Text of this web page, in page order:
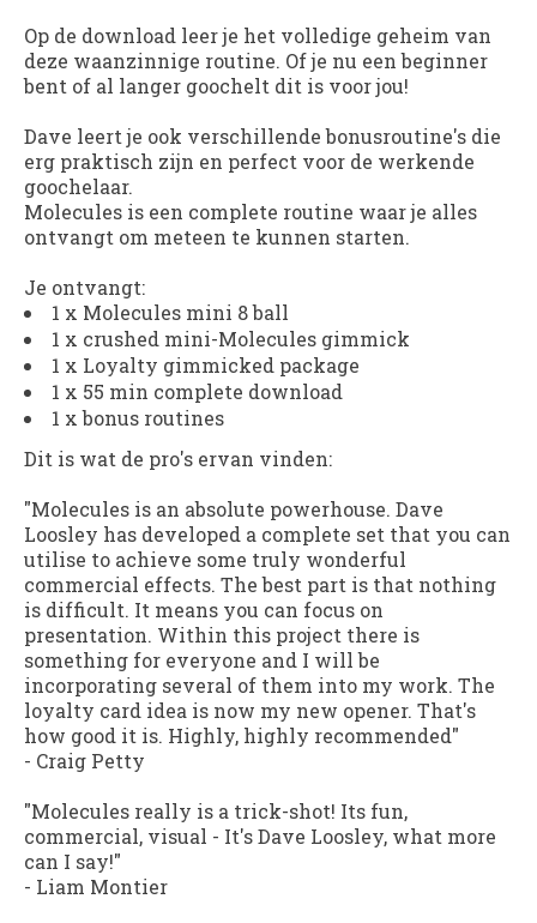
Op de download leer je het volledige geheim van
deze waanzinnige routine. Of je nu een beginner
bent of al langer goochelt dit is voor jou!
Dave leert je ook verschillende bonusroutine's die
erg praktisch zijn en perfect voor de werkende
goochelaar.
Molecules is een complete routine waar je alles
ontvangt om meteen te kunnen starten.
Je ontvangt:
1 x Molecules mini 8 ball
1 x crushed mini-Molecules gimmick
1 x Loyalty gimmicked package
1 x 55 min complete download
1 x bonus routines
Dit is wat de pro's ervan vinden:
"Molecules is an absolute powerhouse. Dave
Loosley has developed a complete set that you can
utilise to achieve some truly wonderful
commercial effects. The best part is that nothing
is difficult. It means you can focus on
presentation. Within this project there is
something for everyone and I will be
incorporating several of them into my work. The
loyalty card idea is now my new opener. That's
how good it is. Highly, highly recommended"
- Craig Petty
"Molecules really is a trick-shot! Its fun,
commercial, visual - It's Dave Loosley, what more
can I say!"
- Liam Montier